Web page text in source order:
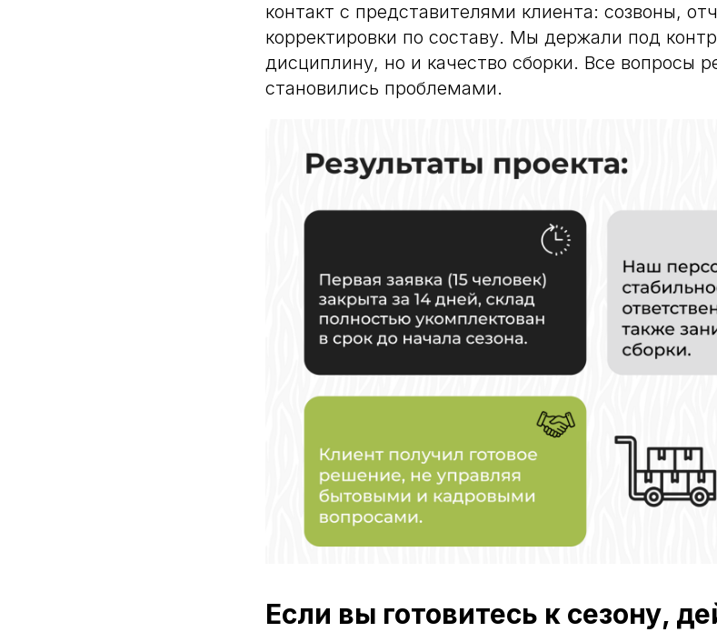
контакт с представителями клиента: созвоны,
корректировки по составу. Мы держали под
дисциплину, но и качество сборки. Все вопросы
становились проблемами.
Если вы готовитесь к сезону,